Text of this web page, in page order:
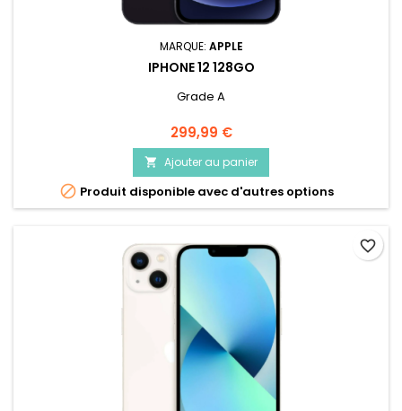
MARQUE: APPLE
IPHONE 12 128GO
Grade A
Prix
299,99 €
 Ajouter au panier
 Produit disponible avec d'autres options
favorite_border